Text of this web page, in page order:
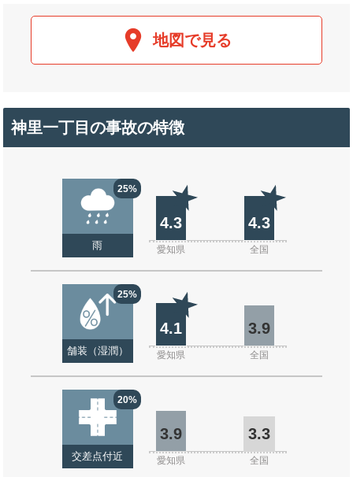
地図で見る
神里一丁目の事故の特徴
25%
雨
4.3 4.3
愛知県 全国
25%
舗装（湿潤）
4.1 3.9
愛知県 全国
20%
交差点付近
3.9 3.3
愛知県 全国